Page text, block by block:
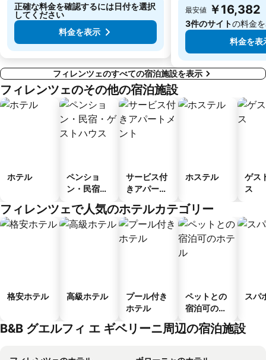
正確な料金を確認するには日付を選択
してください
料金を表示
最安値 ￥16,382
3件のサイトの料金
料金を表
フィレンツェのすべての宿泊施設を表示
フィレンツェのその他の宿泊施設
ホテル
ペンショ
ン・民宿・
ス
サービス付
きアパート
ホステル
ゲス
ス
フィレンツェで人気のホテルカテゴリー
格安ホテル 高級ホテル
プール付き
ホテル
ペットとの
宿泊可のホ
スパ
B&B グエルフィ エ ギベリーニ周辺の宿泊施設